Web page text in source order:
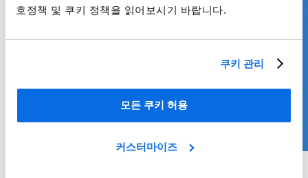
호정책 및 쿠키 정책을 읽어보시기 바랍니다.
쿠키 관리
모든 쿠키 허용
커스터마이즈